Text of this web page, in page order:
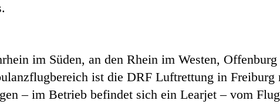
im Süden, an den Rhein im Westen,
ist die DRF Luftrettung in Freiburg
– im Betrieb befindet sich ein Learjet – vom